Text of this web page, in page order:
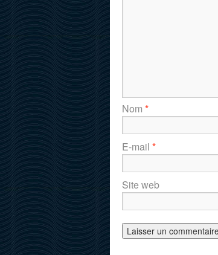
Nom *
E-mail *
Site web